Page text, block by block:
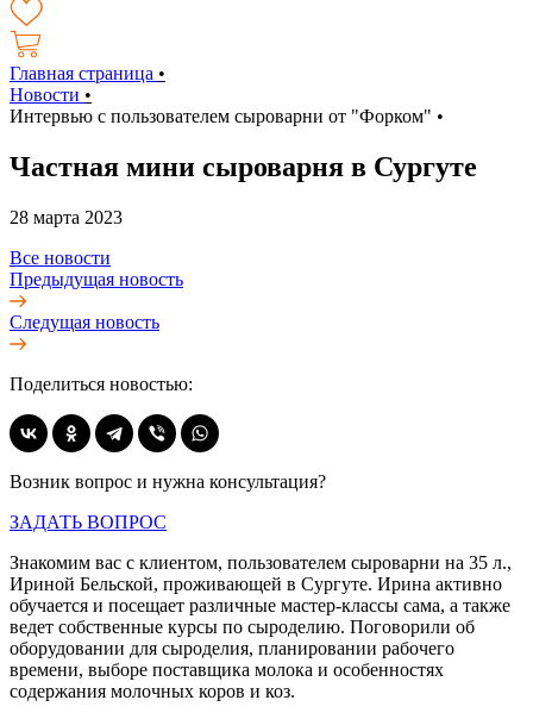
Главная страница •
Новости •
Интервью с пользователем сыроварни от "Форком" •
Частная мини сыроварня в Сургуте
28 марта 2023
Все новости
Предыдущая новость
Следущая новость
Поделиться новостью:
Возник вопрос и нужна консультация?
ЗАДАТЬ ВОПРОС
Знакомим вас с клиентом, пользователем сыроварни на 35 л.,
Ириной Бельской, проживающей в Сургуте. Ирина активно
обучается и посещает различные мастер-классы сама, а также
ведет собственные курсы по сыроделию. Поговорили об
оборудовании для сыроделия, планировании рабочего
времени, выборе поставщика молока и особенностях
содержания молочных коров и коз.